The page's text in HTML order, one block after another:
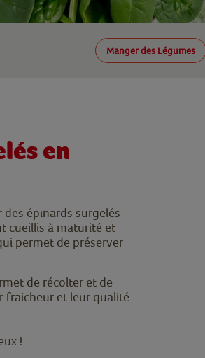
Manger des Légumes
en
épinards surgelés
cueillis à maturité et
permet de préserver
de récolter et de
fraîcheur et leur qualité
!